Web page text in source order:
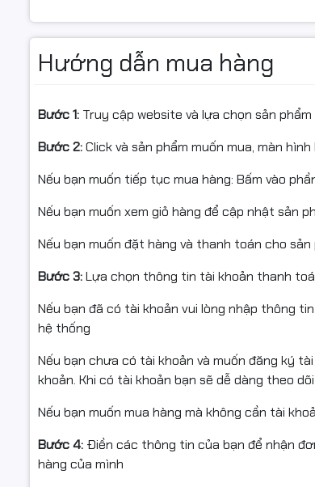
Khi nạp:
Rót chậm, tránh tạo bọt khí trong bình/ống dẫn.
Xuất hóa đơn VAT đầy đủ – phù hợp cá nhân,
Điều kiện hoàn hàng (📦)
Để được hỗ trợ đổi/hoàn nhanh chóng, đúng
Quay video mở gói khi nhận hàng, từ lúc kiện
phẩm. Video là bằng chứng trong trường hợp
Hướng dẫn mua hàng
Bước 1: Truy cập website và lựa chọn sản phẩm
Bước 2:Click và sản phẩm muốn mua, màn
Nếu bạn muốn tiếp tục mua hàng: Bấm vào
Nếu bạn muốn xem giỏ hàng để cập nhật sản
Nếu bạn muốn đặt hàng và thanh toán cho
Bước 3:Lựa chọn thông tin tài khoản thanh
Nếu bạn đã có tài khoản vui lòng nhập thông
hệ thống
Nếu bạn chưa có tài khoản và muốn đăng ký
khoản. Khi có tài khoản bạn sẽ dễ dàng theo
Nếu bạn muốn mua hàng mà không cần tài
Bước 4: Điền các thông tin của bạn để nhận
hàng của mình